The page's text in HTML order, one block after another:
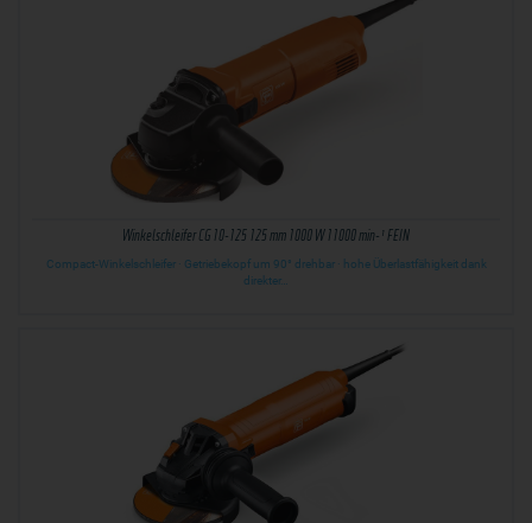
Winkelschleifer CG 10-125 125 mm 1000 W 11000 min-¹ FEIN
Compact-Winkelschleifer · Getriebekopf um 90° drehbar · hohe Überlastfähigkeit dank
direkter…